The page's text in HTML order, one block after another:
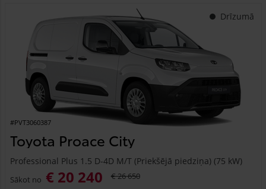
Drīzumā
#PVT3060387
Toyota Proace City
Professional Plus 1.5 D-4D M/T (Priekšējā piedziņa) (75 kW)
Sākot no € 20 240 € 26 650